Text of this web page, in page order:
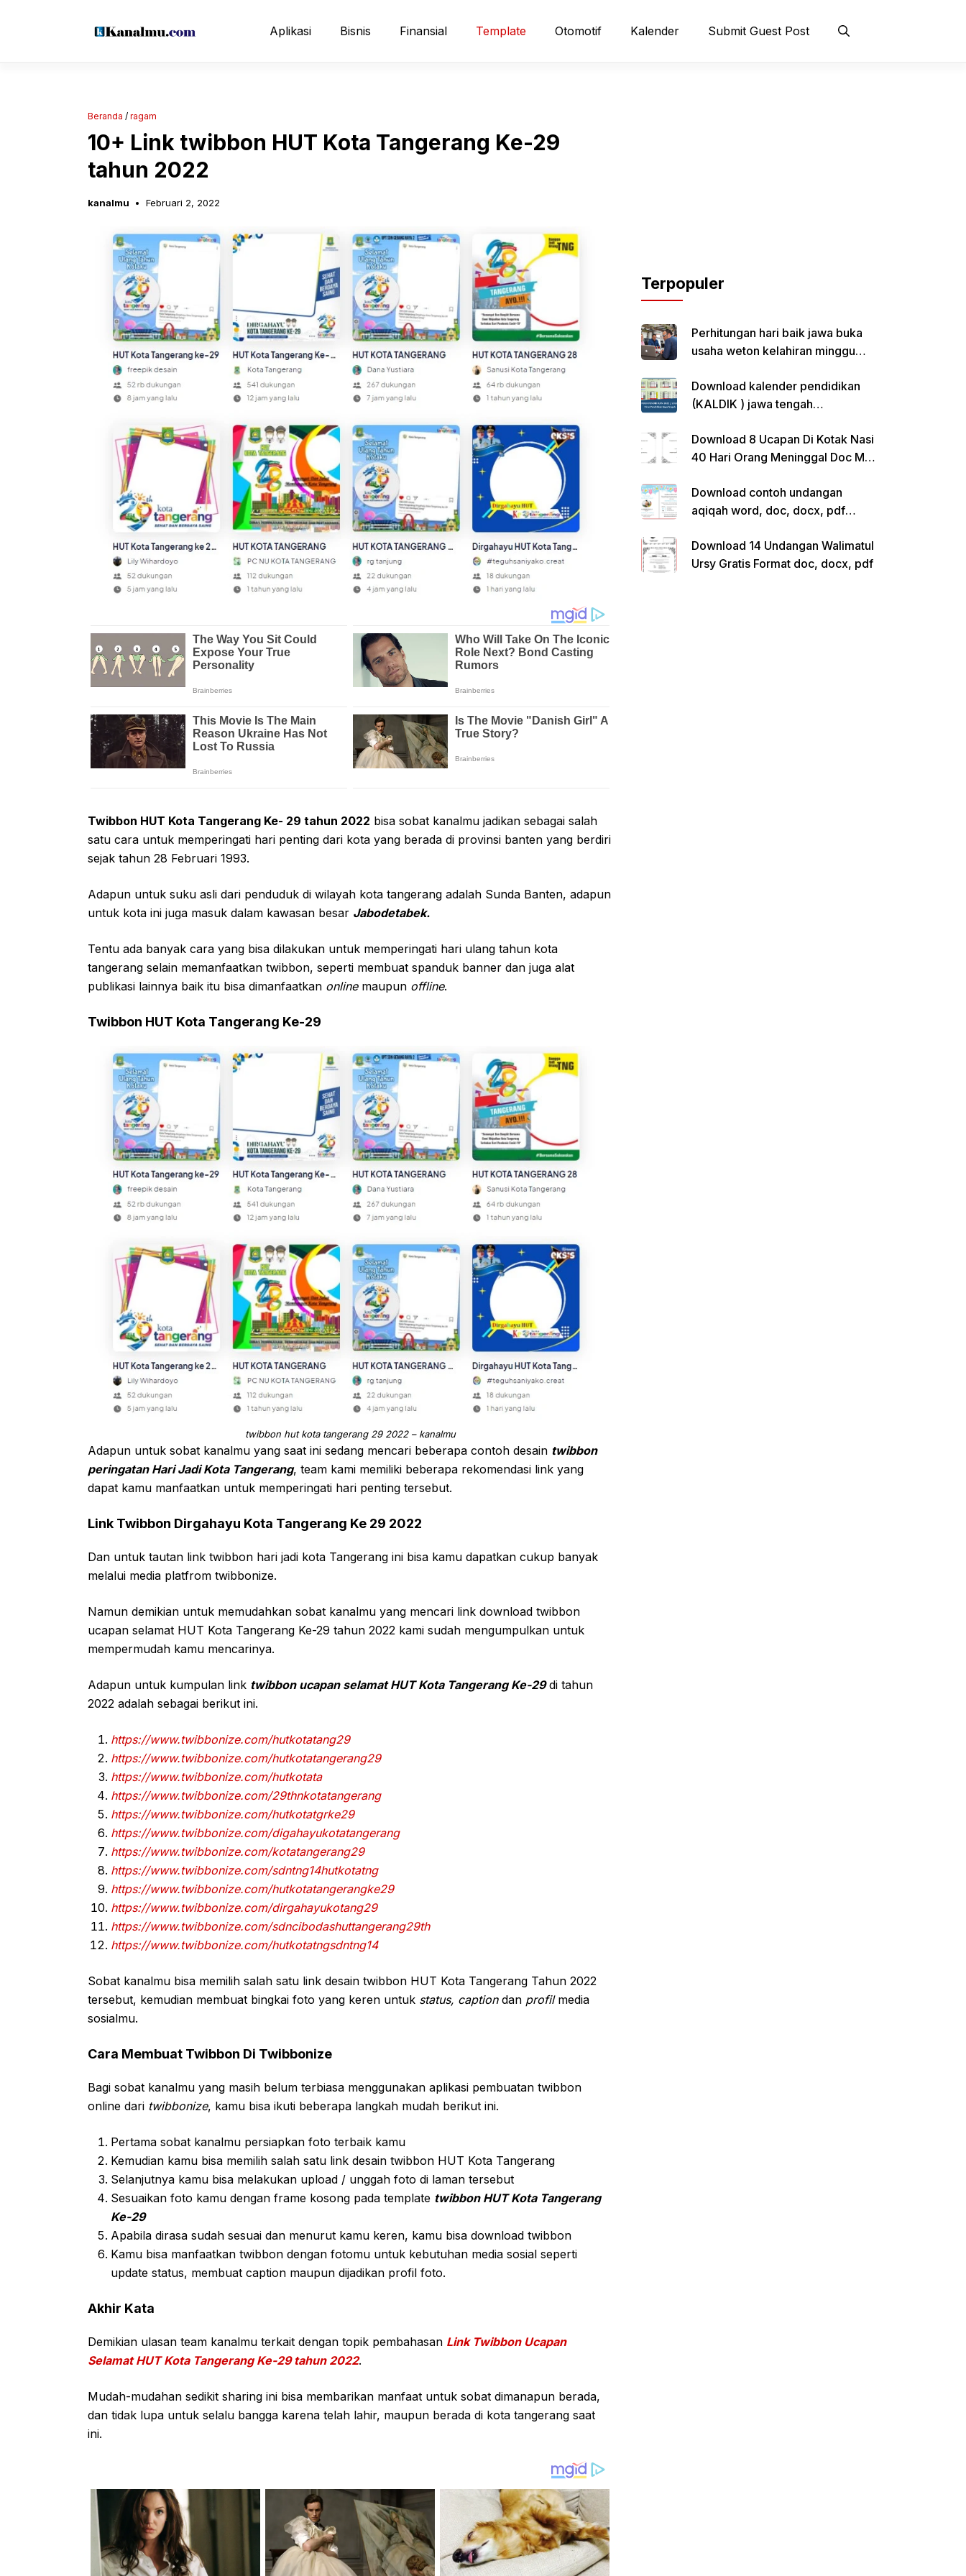
Aplikasi Bisnis Finansial Template Otomotif Kalender Submit Guest Post
Beranda / ragam
10+ Link twibbon HUT Kota Tangerang Ke-29
tahun 2022
kanalmu Februari 2, 2022
Twibbon HUT Kota Tangerang Ke- 29 tahun 2022 bisa sobat kanalmu jadikan sebagai salah
satu cara untuk memperingati hari penting dari kota yang berada di provinsi banten yang berdiri
sejak tahun 28 Februari 1993.
Adapun untuk suku asli dari penduduk di wilayah kota tangerang adalah Sunda Banten, adapun
untuk kota ini juga masuk dalam kawasan besar Jabodetabek.
Tentu ada banyak cara yang bisa dilakukan untuk memperingati hari ulang tahun kota
tangerang selain memanfaatkan twibbon, seperti membuat spanduk banner dan juga alat
publikasi lainnya baik itu bisa dimanfaatkan onlinemaupun offline.
Twibbon HUT Kota Tangerang Ke-29
twibbon hut kota tangerang 29 2022 – kanalmu
Adapun untuk sobat kanalmu yang saat ini sedang mencari beberapa contoh desain twibbon
peringatan Hari Jadi Kota Tangerang, team kami memiliki beberapa rekomendasi link yang
dapat kamu manfaatkan untuk memperingati hari penting tersebut.
Link Twibbon Dirgahayu Kota Tangerang Ke 29 2022
Dan untuk tautan link twibbon hari jadi kota Tangerang ini bisa kamu dapatkan cukup banyak
melalui media platfrom twibbonize.
Namun demikian untuk memudahkan sobat kanalmu yang mencari link download twibbon
ucapan selamat HUT Kota Tangerang Ke-29 tahun 2022 kami sudah mengumpulkan untuk
mempermudah kamu mencarinya.
Adapun untuk kumpulan link twibbon ucapan selamat HUT Kota Tangerang Ke-29di tahun
2022 adalah sebagai berikut ini.
https://www.twibbonize.com/hutkotatang29
https://www.twibbonize.com/hutkotatangerang29
https://www.twibbonize.com/hutkotata
https://www.twibbonize.com/29thnkotatangerang
https://www.twibbonize.com/hutkotatgrke29
https://www.twibbonize.com/digahayukotatangerang
https://www.twibbonize.com/kotatangerang29
https://www.twibbonize.com/sdntng14hutkotatng
https://www.twibbonize.com/hutkotatangerangke29
https://www.twibbonize.com/dirgahayukotang29
https://www.twibbonize.com/sdncibodashuttangerang29th
https://www.twibbonize.com/hutkotatngsdntng14
Sobat kanalmu bisa memilih salah satu link desain twibbon HUT Kota Tangerang Tahun 2022
tersebut, kemudian membuat bingkai foto yang keren untuk status, captiondan profilmedia
sosialmu.
Cara Membuat Twibbon Di Twibbonize
Bagi sobat kanalmu yang masih belum terbiasa menggunakan aplikasi pembuatan twibbon
online dari twibbonize, kamu bisa ikuti beberapa langkah mudah berikut ini.
Pertama sobat kanalmu persiapkan foto terbaik kamu
Kemudian kamu bisa memilih salah satu link desain twibbon HUT Kota Tangerang
Selanjutnya kamu bisa melakukan upload / unggah foto di laman tersebut
Sesuaikan foto kamu dengan frame kosong pada template twibbon HUT Kota Tangerang
Ke-29
Apabila dirasa sudah sesuai dan menurut kamu keren, kamu bisa download twibbon
Kamu bisa manfaatkan twibbon dengan fotomu untuk kebutuhan media sosial seperti
update status, membuat caption maupun dijadikan profil foto.
Akhir Kata
Demikian ulasan team kanalmu terkait dengan topik pembahasan Link Twibbon Ucapan
Selamat HUT Kota Tangerang Ke-29 tahun 2022.
Mudah-mudahan sedikit sharing ini bisa membarikan manfaat untuk sobat dimanapun berada,
dan tidak lupa untuk selalu bangga karena telah lahir, maupun berada di kota tangerang saat
ini.
Terpopuler
Perhitungan hari baik jawa buka
usaha weton kelahiran minggu
Download kalender pendidikan
(KALDIK ) jawa tengah
Download 8 Ucapan Di Kotak Nasi
40 Hari Orang Meninggal Doc Ms.
Download contoh undangan
aqiqah word, doc, docx, pdf
Download 14 Undangan Walimatul
Ursy Gratis Format doc, docx, pdf